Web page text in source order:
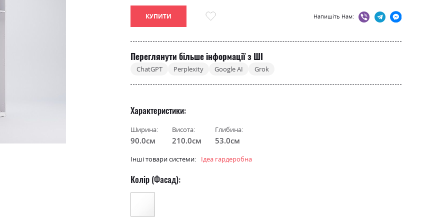
КУПИТИ Напишіть Нам:
Переглянути більше інформації з ШІ
ChatGPT Perplexity Google AI Grok
Характеристики
Ширина:
90.0см
Висота:
210.0см
Глибина:
53.0см
Інші товари системи: Ідеа гардеробна
Колір (Фасад):